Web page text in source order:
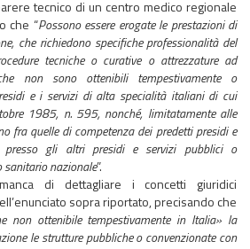
tecnico di un centro medico regionale
che “Possono essere erogate le prestazioni di
che richiedono specifiche professionalità del
tecniche o curative o attrezzature ad
non sono ottenibili tempestivamente o
e i servizi di alta specialità italiani di cui
1985, n. 595, nonché, limitatamente alle
fra quelle di competenza dei predetti presidi e
gli altri presidi e servizi pubblici o
sanitario nazionale”.
di dettagliare i concetti giuridici
sopra riportato, precisando che
non ottenibile tempestivamente in Italia» la
le strutture pubbliche o convenzionate con